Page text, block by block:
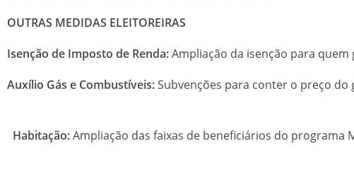
OUTRAS MEDIDAS ELEITOREIRAS
Isenção de Imposto de Renda:Ampliação da
Auxílio Gás e Combustíveis:Subvenções para conter o preço do
Habitação:Ampliação das faixas de beneficiários do programa